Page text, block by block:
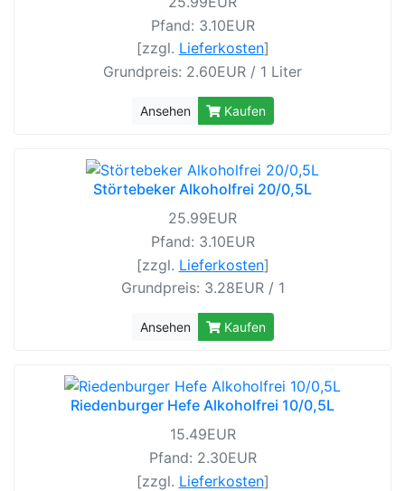
Pfand: 3.10EUR
[zzgl. Lieferkosten]
Grundpreis: 2.60EUR / 1 Liter
Ansehen Kaufen
Störtebeker Alkoholfrei 20/0,5L
25.99EUR
Pfand: 3.10EUR
[zzgl. Lieferkosten]
Grundpreis: 3.28EUR / 1
Ansehen Kaufen
Riedenburger Hefe Alkoholfrei 10/0,5L
15.49EUR
Pfand: 2.30EUR
[zzgl. Lieferkosten]